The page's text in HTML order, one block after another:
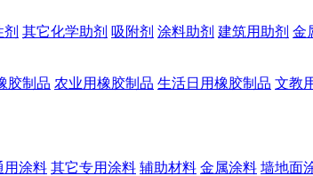
其它化学助剂 吸附剂 涂料助剂 建筑用助剂 金
胶制品 农业用橡胶制品 生活日用橡胶制品 文教
用涂料 其它专用涂料 辅助材料 金属涂料 墙地面